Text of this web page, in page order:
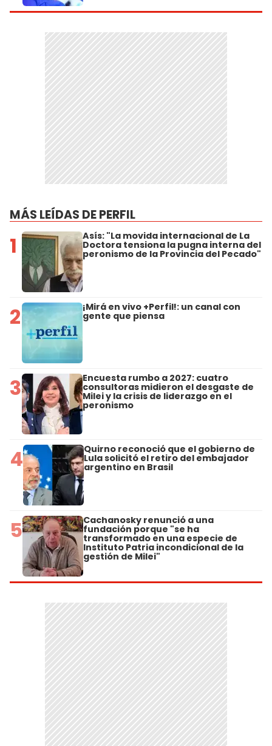
MÁS LEÍDAS DE PERFIL
1 Asís: "La movida internacional de La
Doctora tensiona la pugna interna del
peronismo de la Provincia del Pecado"
2 ¡Mirá en vivo +Perfil!: un canal con
gente que piensa
3 Encuesta rumbo a 2027: cuatro
consultoras midieron el desgaste de
Milei y la crisis de liderazgo en el
peronismo
4 Quirno reconoció que el gobierno de
Lula solicitó el retiro del embajador
argentino en Brasil
5 Cachanosky renunció a una
fundación porque "se ha
transformado en una especie de
Instituto Patria incondicional de la
gestión de Milei"